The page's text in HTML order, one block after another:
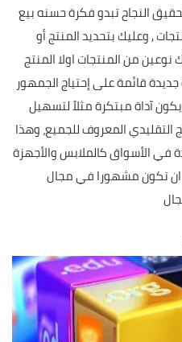
النجاح تبدو فكرة حسنه بيع
, وعليك بتحديد المنتج أو
من المنتجات اولا المنتج
قائمة على إحتياج الجمهور
آداة مبتكرة مثلاً لتسهيل
التقليدي المعروف للجميع، وهذا
في الأسواق كالملابس والأجهزة
ان تكون مشهورا في مجال